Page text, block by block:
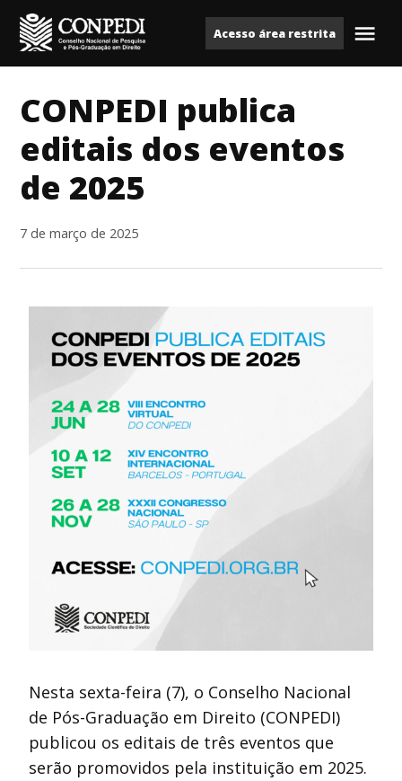
para
o
ConpediAcesso área restrita
CONPEDI publica
editais dos eventos
de 2025
7 de março de 2025
Nesta sexta-feira (7), o Conselho Nacional
de Pós-Graduação em Direito (CONPEDI)
publicou os editais de três eventos que
serão promovidos pela instituição em 2025.